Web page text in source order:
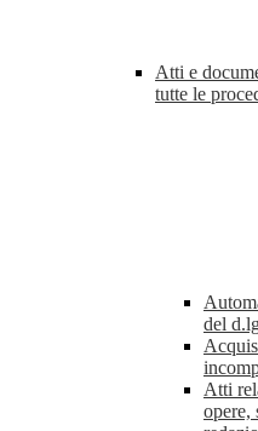
Atti e
tutte le
del
Atti
opere,